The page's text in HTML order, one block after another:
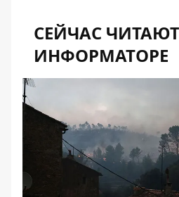
СЕЙЧАС
ИНФОРМАТОРЕ